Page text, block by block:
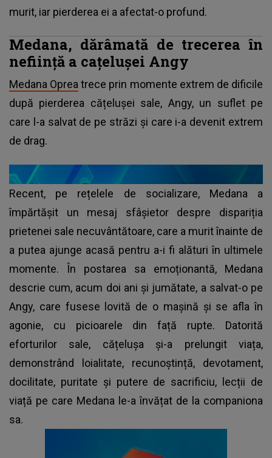
murit, iar pierderea ei a afectat-o profund.
Medana, dărâmată de trecerea în
neființă a cațelușei Angy
Medana Oprea trece prin momente extrem de dificile
după pierderea cățelușei sale, Angy, un suflet pe
care l-a salvat de pe străzi și care i-a devenit extrem
de drag.
Recent, pe rețelele de socializare, Medana a
împărtășit un mesaj sfâșietor despre dispariția
prietenei sale necuvântătoare, care a murit înainte de
a putea ajunge acasă pentru a-i fi alături în ultimele
momente. În postarea sa emoționantă, Medana
descrie cum, acum doi ani și jumătate, a salvat-o pe
Angy, care fusese lovită de o mașină și se afla în
agonie, cu picioarele din față rupte. Datorită
eforturilor sale, cățelușa și-a prelungit viața,
demonstrând loialitate, recunoștință, devotament,
docilitate, puritate și putere de sacrificiu, lecții de
viață pe care Medana le-a învățat de la companiona
sa.